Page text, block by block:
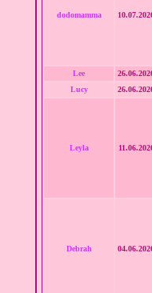
dodomamma
Lee
Lucy
Leyla
Debrah